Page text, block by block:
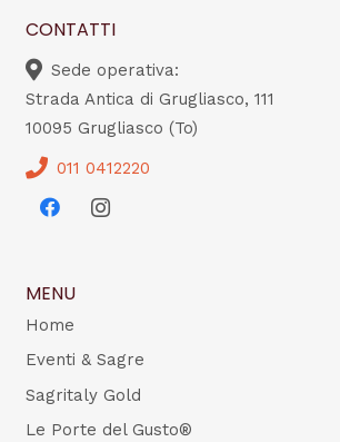
CONTATTI
Sede operativa:
Strada Antica di Grugliasco, 111
10095 Grugliasco (To)
011 0412220
MENU
Home
Eventi & Sagre
Sagritaly Gold
Le Porte del Gusto®